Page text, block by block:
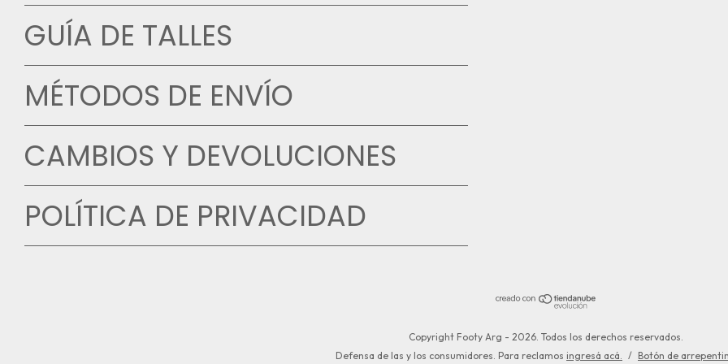
GUÍA DE TALLES
MÉTODOS DE ENVÍO
CAMBIOS Y DEVOLUCIONES
POLÍTICA DE PRIVACIDAD
Copyright Footy Arg - 2026. Todos los derechos reservados.
Defensa de las y los consumidores. Para reclamos ingresá acá. / Botón de